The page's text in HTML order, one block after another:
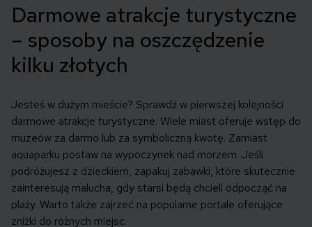
Darmowe atrakcje turystyczne
– sposoby na oszczędzenie
kilku złotych
Jesteś w dużym mieście? Sprawdź w pierwszej kolejności
darmowe atrakcje turystyczne. Wiele miast oferuje wstęp do
muzeów za darmo lub za symboliczną kwotę. Zamiast
aquaparku postaw na wypoczynek nad morzem. Jeśli
podróżujesz z dzieckiem, zapakuj zabawki, które skutecznie
zainteresują malucha, gdy starsi będą chcieli odpocząć na
plaży. Warto także zajrzeć na popularne portale oferujące
zniżki do różnych miejsc.